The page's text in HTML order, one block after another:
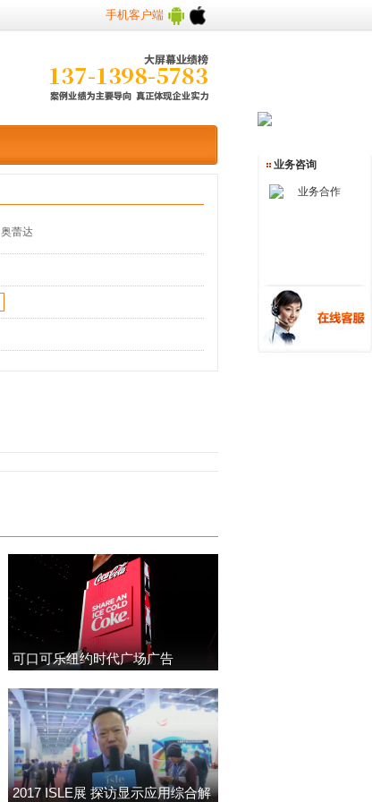
手机客户端
奥蕾达
可口可乐纽约时代广场广告
2017 ISLE展 探访显示应用综合解
业务咨询
业务合作